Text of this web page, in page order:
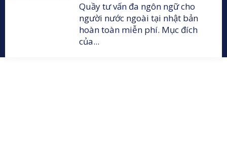
Quầy tư vấn đa ngôn ngữ cho
người nước ngoài tại nhật bản
hoàn toàn miễn phí. Mục đích
của...